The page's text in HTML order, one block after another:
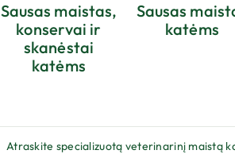
Sausas maistas,
konservai ir
skanėstai
katėms
Sausas
katėms
Atraskite specializuotą veterinarinį maistą